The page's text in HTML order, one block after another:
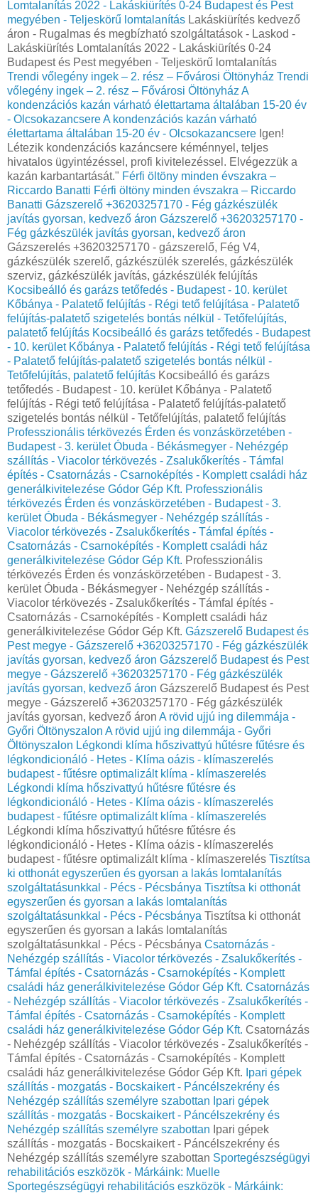
Lomtalanítás‎ 2022 - Lakáskiürítés 0-24 Budapest és Pest
megyében‎ - Teljeskörű lomtalanítás Lakáskiürítés kedvező
áron - Rugalmas és megbízható szolgáltatások - Laskod -
Lakáskiürítés Lomtalanítás‎ 2022 - Lakáskiürítés 0-24
Budapest és Pest megyében‎ - Teljeskörű lomtalanítás
Trendi vőlegény ingek – 2. rész – Fővárosi Öltönyház Trendi
vőlegény ingek – 2. rész – Fővárosi Öltönyház A
kondenzációs kazán várható élettartama általában 15-20 év
- OlcsokazancsereA kondenzációs kazán várható
élettartama általában 15-20 év - Olcsokazancsere Igen!
Létezik kondenzációs kazáncsere kéménnyel, teljes
hivatalos ügyintézéssel, profi kivitelezéssel. Elvégezzük a
kazán karbantartását." Férfi öltöny minden évszakra –
Riccardo Banatti Férfi öltöny minden évszakra – Riccardo
Banatti Gázszerelő +36203257170 - Fég gázkészülék
javítás gyorsan, kedvező áron Gázszerelő +36203257170 -
Fég gázkészülék javítás gyorsan, kedvező áron
Gázszerelés +36203257170 - gázszerelő, Fég V4,
gázkészülék szerelő, gázkészülék szerelés, gázkészülék
szerviz, gázkészülék javítás, gázkészülék felújítás
Kocsibeálló és garázs tetőfedés - Budapest - 10. kerület
Kőbánya - Palatető felújítás - Régi tető felújítása - Palatető
felújítás-palatető szigetelés bontás nélkül - Tetőfelújítás,
palatető felújítás Kocsibeálló és garázs tetőfedés - Budapest
- 10. kerület Kőbánya - Palatető felújítás - Régi tető felújítása
- Palatető felújítás-palatető szigetelés bontás nélkül -
Tetőfelújítás, palatető felújítás Kocsibeálló és garázs
tetőfedés - Budapest - 10. kerület Kőbánya - Palatető
felújítás - Régi tető felújítása - Palatető felújítás-palatető
szigetelés bontás nélkül - Tetőfelújítás, palatető felújítás
Professzionális térkövezés Érden és vonzáskörzetében -
Budapest - 3. kerület Óbuda - Békásmegyer - Nehézgép
szállítás - Viacolor térkövezés - Zsalukőkerítés - Támfal
építés - Csatornázás - Csarnoképítés - Komplett családi ház
generálkivitelezése Gódor Gép Kft. Professzionális
térkövezés Érden és vonzáskörzetében - Budapest - 3.
kerület Óbuda - Békásmegyer - Nehézgép szállítás -
Viacolor térkövezés - Zsalukőkerítés - Támfal építés -
Csatornázás - Csarnoképítés - Komplett családi ház
generálkivitelezése Gódor Gép Kft. Professzionális
térkövezés Érden és vonzáskörzetében - Budapest - 3.
kerület Óbuda - Békásmegyer - Nehézgép szállítás -
Viacolor térkövezés - Zsalukőkerítés - Támfal építés -
Csatornázás - Csarnoképítés - Komplett családi ház
generálkivitelezése Gódor Gép Kft. Gázszerelő Budapest és
Pest megye - Gázszerelő +36203257170 - Fég gázkészülék
javítás gyorsan, kedvező áron Gázszerelő Budapest és Pest
megye - Gázszerelő +36203257170 - Fég gázkészülék
javítás gyorsan, kedvező áron Gázszerelő Budapest és Pest
megye - Gázszerelő +36203257170 - Fég gázkészülék
javítás gyorsan, kedvező áron A rövid ujjú ing dilemmája -
Győri Öltönyszalon A rövid ujjú ing dilemmája - Győri
Öltönyszalon Légkondi klíma hőszivattyú hűtésre fűtésre és
légkondicionáló - Hetes - Klíma oázis - klímaszerelés
budapest - fűtésre optimalizált klíma - klímaszerelés
Légkondi klíma hőszivattyú hűtésre fűtésre és
légkondicionáló - Hetes - Klíma oázis - klímaszerelés
budapest - fűtésre optimalizált klíma - klímaszerelés
Légkondi klíma hőszivattyú hűtésre fűtésre és
légkondicionáló - Hetes - Klíma oázis - klímaszerelés
budapest - fűtésre optimalizált klíma - klímaszerelés Tisztítsa
ki otthonát egyszerűen és gyorsan a lakás lomtalanítás
szolgáltatásunkkal - Pécs - Pécsbánya Tisztítsa ki otthonát
egyszerűen és gyorsan a lakás lomtalanítás
szolgáltatásunkkal - Pécs - Pécsbánya Tisztítsa ki otthonát
egyszerűen és gyorsan a lakás lomtalanítás
szolgáltatásunkkal - Pécs - Pécsbánya Csatornázás -
Nehézgép szállítás - Viacolor térkövezés - Zsalukőkerítés -
Támfal építés - Csatornázás - Csarnoképítés - Komplett
családi ház generálkivitelezése Gódor Gép Kft. Csatornázás
- Nehézgép szállítás - Viacolor térkövezés - Zsalukőkerítés -
Támfal építés - Csatornázás - Csarnoképítés - Komplett
családi ház generálkivitelezése Gódor Gép Kft. Csatornázás
- Nehézgép szállítás - Viacolor térkövezés - Zsalukőkerítés -
Támfal építés - Csatornázás - Csarnoképítés - Komplett
családi ház generálkivitelezése Gódor Gép Kft. Ipari gépek
szállítás - mozgatás - Bocskaikert - Páncélszekrény és
Nehézgép szállítás személyre szabottan Ipari gépek
szállítás - mozgatás - Bocskaikert - Páncélszekrény és
Nehézgép szállítás személyre szabottan Ipari gépek
szállítás - mozgatás - Bocskaikert - Páncélszekrény és
Nehézgép szállítás személyre szabottan Sportegészségügyi
rehabilitációs eszközök - Márkáink: Muelle
Sportegészségügyi rehabilitációs eszközök - Márkáink: